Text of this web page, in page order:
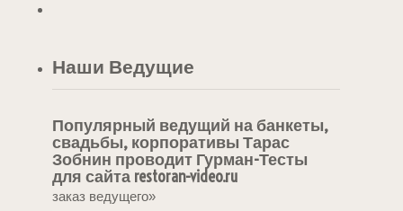
Наши Ведущие
Популярный ведущий на банкеты,
свадьбы, корпоративы Тарас
Зобнин проводит Гурман-Тесты
для сайта restoran-video.ru
заказ ведущего»